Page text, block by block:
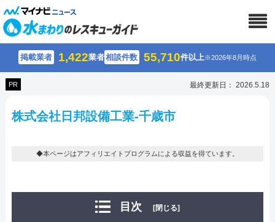
掲載業者 1,422業者相談件数 55,710件以上※2026年8月時点
PR 最終更新日： 2026.5.18
株式会社日邦設備工業-千歳市
◆本ページはアフィリエイトプログラムによる収益を得ています。
目次 [閉じる]